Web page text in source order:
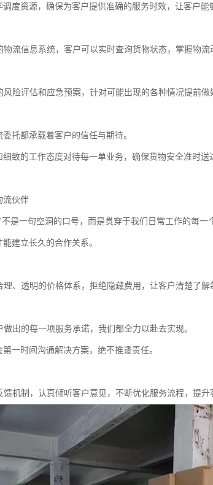
度资源，确保为客户提供准确的服务时效，让客户能
流信息系统，客户可以实时查询货物状态，掌握物
险评估和应急预案，针对可能出现的各种情况提前
托都承载着客户的信任与期待。
细致的工作态度对待每一单业务，确保货物安全准时送
流伙伴
是一句空洞的口号，而是贯穿于我们日常工作的每一
建立长久的合作关系。
理、透明的价格体系，拒绝隐藏费用，让客户清楚了
出的每一项服务承诺，我们都全力以赴去实现。
一时间沟通解决方案，绝不推诿责任。
机制，认真倾听客户意见，不断优化服务流程，提升